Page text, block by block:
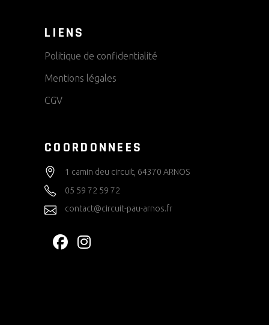
LIENS
Politique de confidentialité
Mentions légales
CGV
COORDONNEES
1 camin deu circuit, 64370 ARNOS
05 59 72 59 72
contact@circuit-pau-arnos.fr